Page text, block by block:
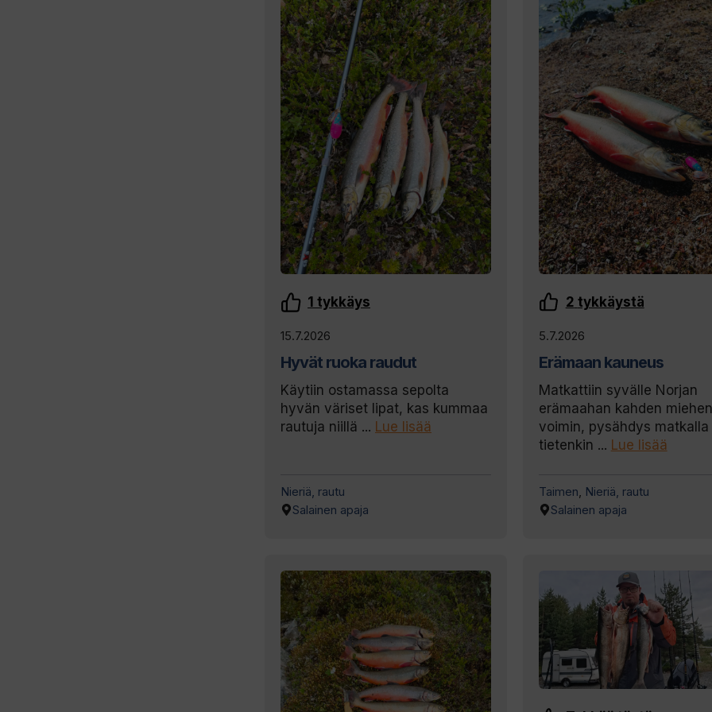
1 tykkäys
15.7.2026
Hyvät ruoka raudut
Käytiin ostamassa sepolta
hyvän väriset lipat, kas kummaa
rautuja niillä ... Lue lisää
Nieriä, rautu
Salainen apaja
2 tykkäystä
5.7.2026
Erämaan kauneus
Matkattiin syvälle Norjan
erämaahan kahden miehen
voimin, pysähdys matkalla
tietenkin ... Lue lisää
Taimen, Nieriä, rautu
Salainen apaja